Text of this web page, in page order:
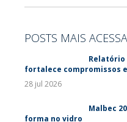
POSTS MAIS
Relatório
fortalece compromissos
28 jul 2026
Malbec
forma no vidro